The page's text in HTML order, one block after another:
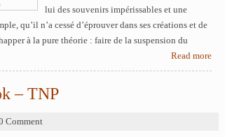
lui des souvenirs impérissables et une
qu’il n’a cessé d’éprouver dans ses créations et de
à la pure théorie : faire de la suspension du
Read more
– TNP
Comment